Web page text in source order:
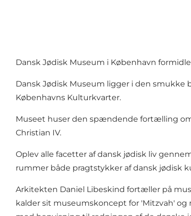
Dansk Jødisk Museum i København
Dansk Jødisk Museum ligger i den smukke
Københavns Kulturkvarter.
Museet huser den spændende fortælling
Christian IV.
Oplev alle facetter af dansk jødisk liv
rummer både pragtstykker af dansk jødisk
Arkitekten Daniel Libeskind fortæller på
kalder sit museumskoncept for 'Mitzvah'